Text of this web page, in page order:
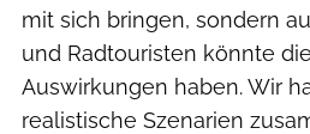
mit sich bringen, sondern
und Radtouristen könnte
Auswirkungen haben. Wir
realistische Szenarien